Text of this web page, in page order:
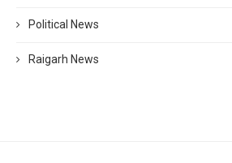
Political News
Raigarh News